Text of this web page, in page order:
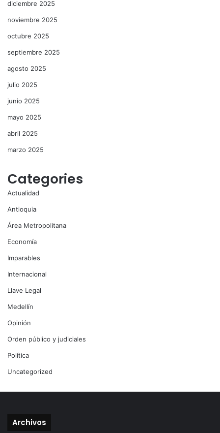
diciembre 2025
noviembre 2025
octubre 2025
septiembre 2025
agosto 2025
julio 2025
junio 2025
mayo 2025
abril 2025
marzo 2025
Categories
Actualidad
Antioquia
Área Metropolitana
Economía
Imparables
Internacional
Llave Legal
Medellín
Opinión
Orden público y judiciales
Política
Uncategorized
Archivos